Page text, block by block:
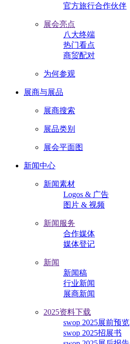
官方旅行合作伙伴
展会亮点
八大终端
热门看点
商贸配对
为何参观
展商与展品
展商搜索
展品类别
展会平面图
新闻中心
新闻素材
Logos & 广告
图片 & 视频
新闻服务
合作媒体
媒体登记
新闻
新闻稿
行业新闻
展商新闻
2025资料下载
swop 2025展前预览
swop 2025招展书